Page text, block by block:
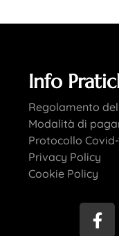
Info
Regolamento
Modalità di
Protocollo Covid-
Privacy Policy
Cookie Policy